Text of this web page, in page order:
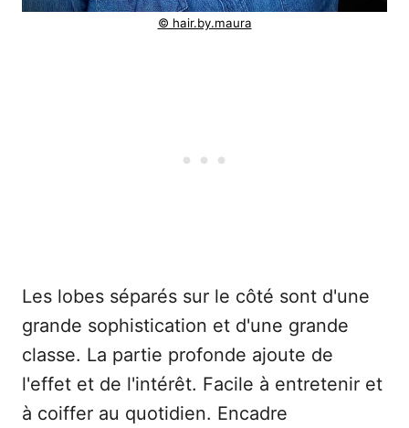
© hair.by.maura
Les lobes séparés sur le côté sont d'une
grande sophistication et d'une grande
classe. La partie profonde ajoute de
l'effet et de l'intérêt. Facile à entretenir et
à coiffer au quotidien. Encadre